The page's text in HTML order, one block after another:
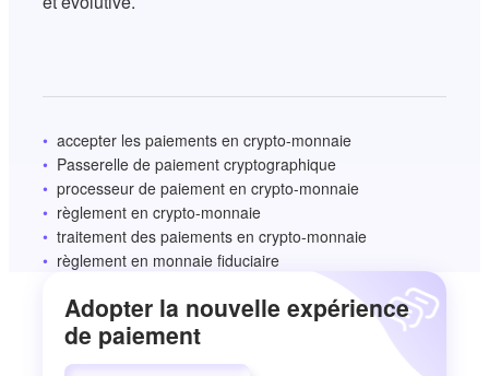
accepter les paiements en crypto-monnaie
Passerelle de paiement cryptographique
processeur de paiement en crypto-monnaie
règlement en crypto-monnaie
traitement des paiements en crypto-monnaie
règlement en monnaie fiduciaire
Adopter la nouvelle expérience
de paiement